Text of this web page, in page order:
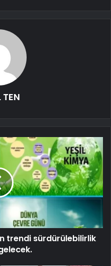
TEN
trendi sürdürülebilirlik